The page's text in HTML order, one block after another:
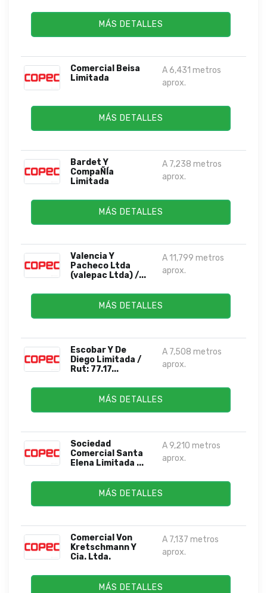
MÁS DETALLES
Comercial Beisa
Limitada
A 6,431 metros
aprox.
MÁS DETALLES
Bardet Y
CompaÑÍa
Limitada
A 7,238 metros
aprox.
MÁS DETALLES
Valencia Y
Pacheco Ltda
(valepac Ltda) /...
A 11,799 metros
aprox.
MÁS DETALLES
Escobar Y De
Diego Limitada /
Rut: 77.17...
A 7,508 metros
aprox.
MÁS DETALLES
Sociedad
Comercial Santa
Elena Limitada ...
A 9,210 metros
aprox.
MÁS DETALLES
Comercial Von
Kretschmann Y
Cia. Ltda.
A 7,137 metros
aprox.
MÁS DETALLES